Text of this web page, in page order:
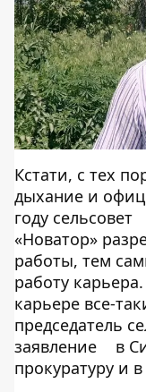
Кстати, с тех
дыхание и
году сельсовет
«Новатор»
работы, тем
работу
карьере все-
председатель
заявление
в
прокуратуру и